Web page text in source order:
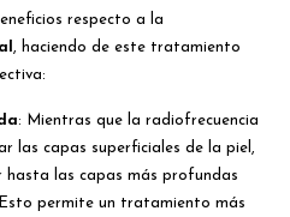
respecto a la
, haciendo de este tratamiento
: Mientras que la radiofrecuencia
las capas superficiales de la piel,
hasta las capas más profundas
permite un tratamiento más